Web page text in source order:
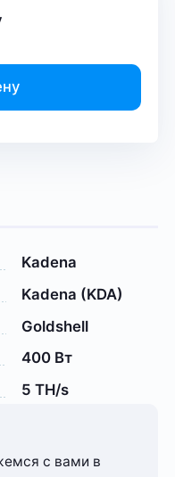
Kadena
Kadena (KDA)
Goldshell
400 Вт
5 TH/s
с вами в